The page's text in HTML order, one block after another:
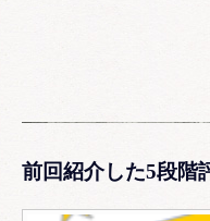
前回紹介した5段階